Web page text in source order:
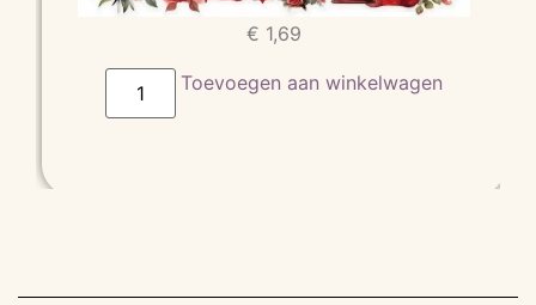
€ 1,69
Toevoegen aan winkelwagen